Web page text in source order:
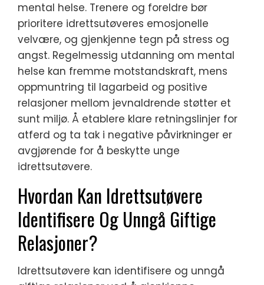
mental helse. Trenere og foreldre bør
prioritere idrettsutøveres emosjonelle
velvære, og gjenkjenne tegn på stress og
angst. Regelmessig utdanning om mental
helse kan fremme motstandskraft, mens
oppmuntring til lagarbeid og positive
relasjoner mellom jevnaldrende støtter et
sunt miljø. Å etablere klare retningslinjer for
atferd og ta tak i negative påvirkninger er
avgjørende for å beskytte unge
idrettsutøvere.
Hvordan Kan Idrettsutøvere
Identifisere Og Unngå Giftige
Relasjoner?
Idrettsutøvere kan identifisere og unngå